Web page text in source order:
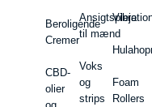
Beroligende
Cremer
CBD-
olier
Ansigtspleje
til mænd
Voks
og
strips
Foam
Rollers